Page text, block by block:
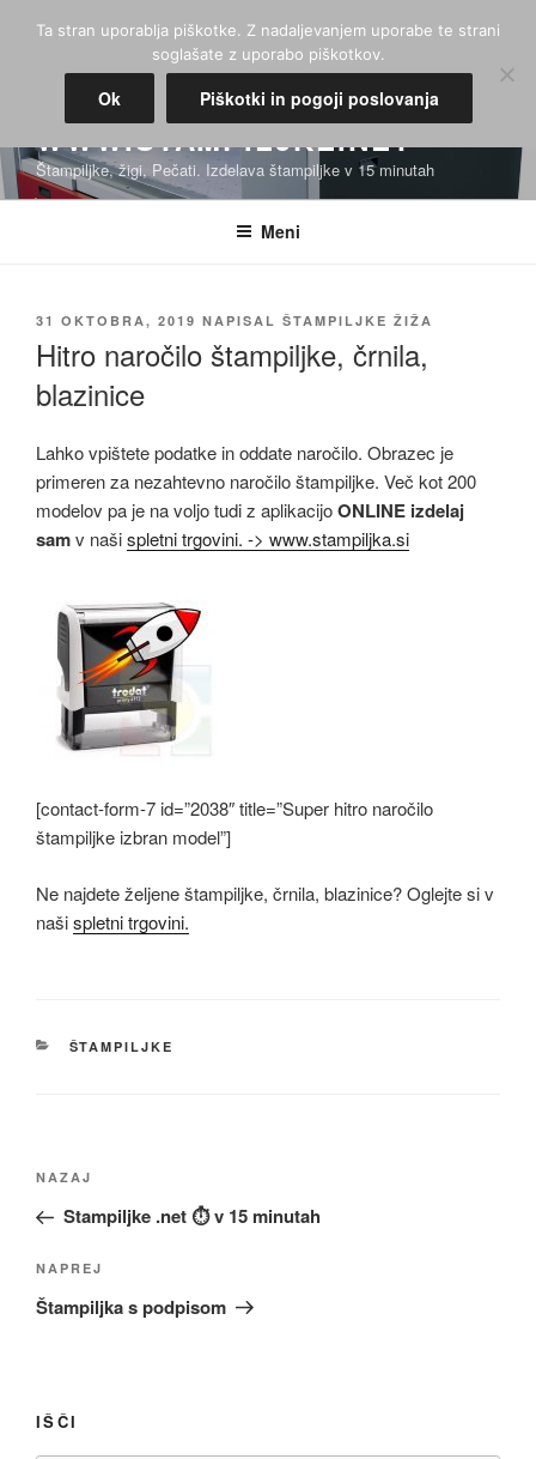
WWW.STAMPILJKE.NET
Štampiljke, žigi, Pečati. Izdelava štampiljke v 15 minutah
Meni
OBJAVLJENO
31 OKTOBRA, 2019 NAPISAL ŠTAMPILJKE ŽIŽA
Hitro naročilo štampiljke, črnila,
blazinice
Lahko vpištete podatke in oddate naročilo. Obrazec je
primeren za nezahtevno naročilo štampiljke. Več kot 200
modelov pa je na voljo tudi z aplikacijoONLINE izdelaj
samv našispletni trgovini. -> www.stampiljka.si
[contact-form-7 id=”2038″ title=”Super hitro naročilo
štampiljke izbran model”]
Ne najdete željene štampiljke, črnila, blazinice? Oglejte si v
našispletni trgovini.
KATEGORIJE
ŠTAMPILJKE
Navigacija
Prejšnji
prispevek
NAZAJ
Stampiljke .net ⏱️ v 15 minutah
Naslednji
prispevek
NAPREJ
Štampiljka s podpisom
IŠČI
Ta stran uporablja piškotke. Z nadaljevanjem uporabe te strani
soglašate z uporabo piškotkov.
Ok Piškotki in pogoji poslovanja